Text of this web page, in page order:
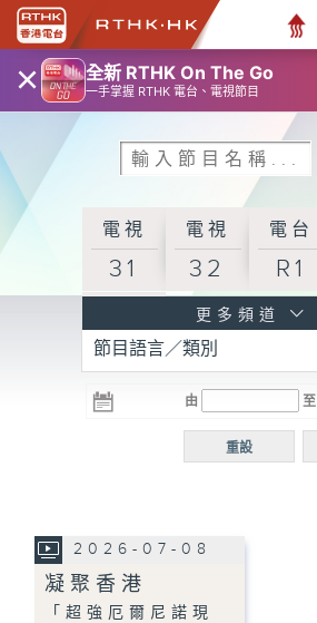
× 全新 RTHK On The Go
一手掌握 RTHK 電台、電視節目
電視
31
電視
32
電台
R1
R3
電台 電台
R5
電台
普通
更多頻道
節目語言／類別
由 至
重設
2026-07-08
凝聚香港
「超強厄爾尼諾現